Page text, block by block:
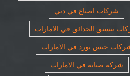
شركات اصباغ في دبي
تنسيق الحدائق في الامارات
جبس بورد في الامارات
شركة صيانة في الامارات